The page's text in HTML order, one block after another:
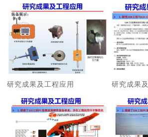
研究成果及工程应用 研究成果